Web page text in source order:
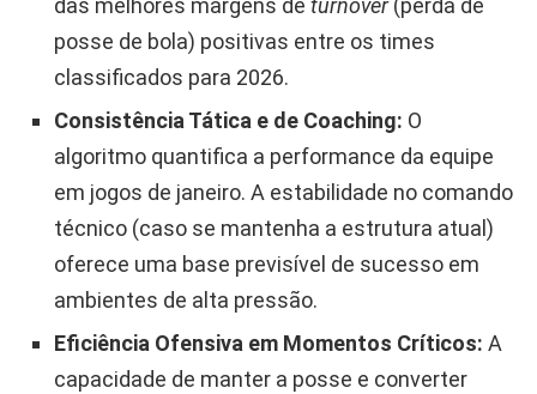
das melhores margens de turnover(perda de
posse de bola) positivas entre os times
classificados para 2026.
Consistência Tática e de Coaching: O
algoritmo quantifica a performance da equipe
em jogos de janeiro. A estabilidade no comando
técnico (caso se mantenha a estrutura atual)
oferece uma base previsível de sucesso em
ambientes de alta pressão.
Eficiência Ofensiva em Momentos Críticos: A
capacidade de manter a posse e converter